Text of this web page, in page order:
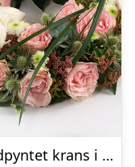
Rundpyntet krans i lyse farver – Blomster til begravelse